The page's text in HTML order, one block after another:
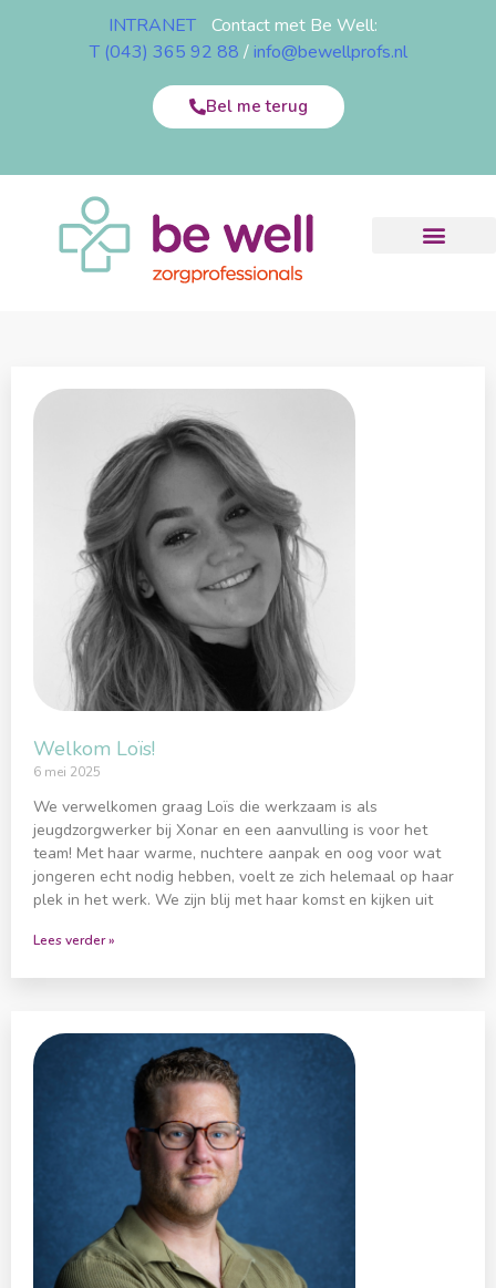
INTRANET
Contact met Be Well:
T (043) 365 92 88 / info@bewellprofs.nl
Bel me terug
Welkom Loïs!
6 mei 2025
We verwelkomen graag Loïs die werkzaam is als
jeugdzorgwerker bij Xonar en een aanvulling is voor het
team! Met haar warme, nuchtere aanpak en oog voor wat
jongeren echt nodig hebben, voelt ze zich helemaal op haar
plek in het werk. We zijn blij met haar komst en kijken uit
Lees verder »